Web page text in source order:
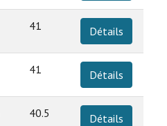
41 Détails
41 Détails
40.5 Détails